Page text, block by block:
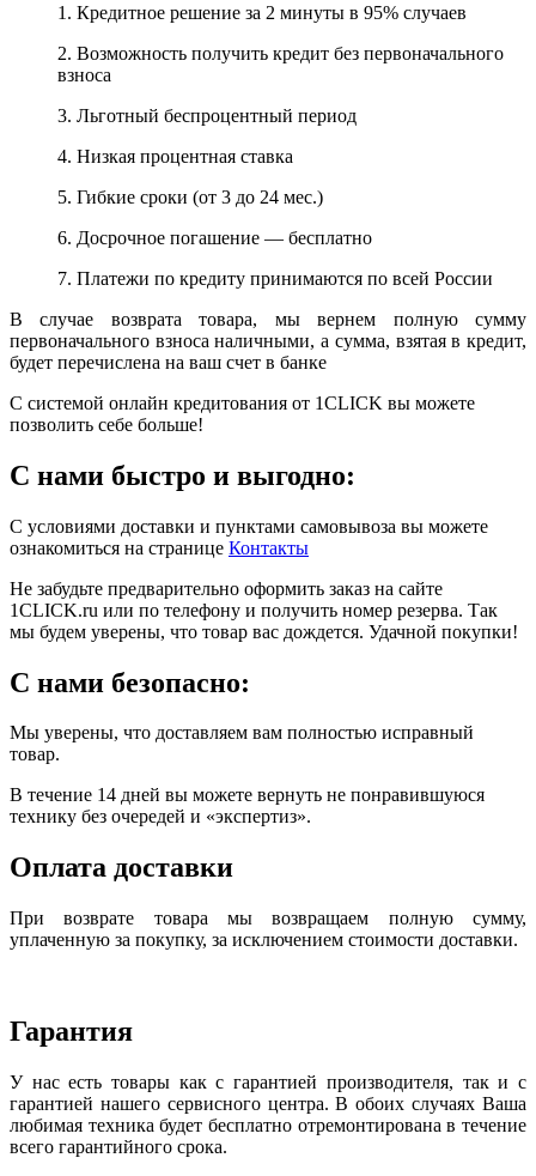
1. Кредитное решение за 2 минуты в 95% случаев
2. Возможность получить кредит без первоначального
взноса
3. Льготный беспроцентный период
4. Низкая процентная ставка
5. Гибкие сроки (от 3 до 24 мес.)
6. Досрочное погашение — бесплатно
7. Платежи по кредиту принимаются по всей России
В случае возврата товара, мы вернем полную сумму
первоначального взноса наличными, а сумма, взятая в кредит,
будет перечислена на ваш счет в банке
С системой онлайн кредитования от 1CLICK вы можете
позволить себе больше!
С нами быстро и выгодно:
С условиями доставки и пунктами самовывоза вы можете
ознакомиться на странице Контакты
Не забудьте предварительно оформить заказ на сайте
1CLICK.ru или по телефону и получить номер резерва. Так
мы будем уверены, что товар вас дождется. Удачной покупки!
С нами безопасно:
Мы уверены, что доставляем вам полностью исправный
товар.
В течение 14 дней вы можете вернуть не понравившуюся
технику без очередей и «экспертиз».
Оплата доставки
При возврате товара мы возвращаем полную сумму,
уплаченную за покупку, за исключением стоимости доставки.
Гарантия
У нас есть товары как с гарантией производителя, так и с
гарантией нашего сервисного центра. В обоих случаях Ваша
любимая техника будет бесплатно отремонтирована в течение
всего гарантийного срока.